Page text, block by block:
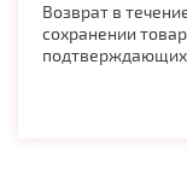
Возврат в
сохранении
подтверждающих